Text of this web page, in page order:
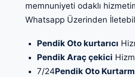
memnuniyeti odaklı
Whatsapp Üzerinden
Pendik Oto kurtarıcı
Pendik Araç çekici
7/24Pendik Oto